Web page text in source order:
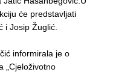
će predstavljati
i Josip Žuglić.
informirala je o
„Cjeloživotno